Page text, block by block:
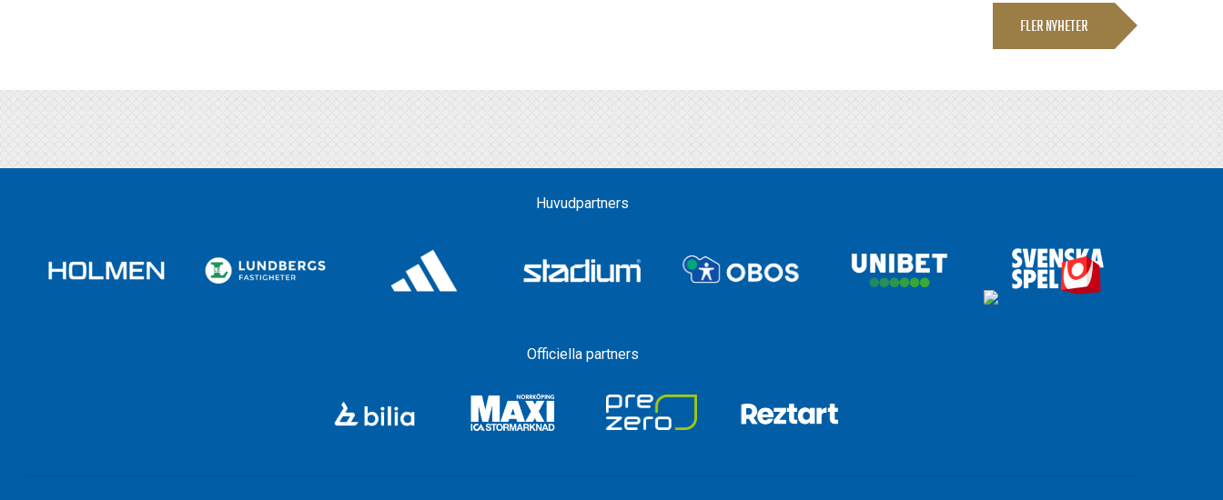
FLER NYHETER
Huvudpartners
Officiella partners